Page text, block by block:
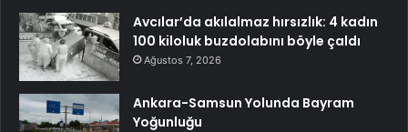
Avcılar’da akılalmaz hırsızlık: 4 kadın
100 kiloluk buzdolabını böyle çaldı
Ağustos 7, 2026
Ankara-Samsun Yolunda Bayram
Yoğunluğu